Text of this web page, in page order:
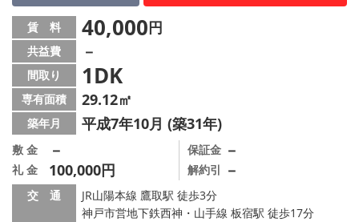
会社概要
メールでお問い合わせ
賃 料 40,000円
共益費 －
間取り 1DK
専有面積 29.12㎡
築年月 平成7年10月 (築31年)
敷 金 －
礼 金 100,000円
保証金 －
解約引 －
交 通
JR山陽本線 鷹取駅 徒歩3分
神戸市営地下鉄西神・山手線 板宿駅 徒歩17分